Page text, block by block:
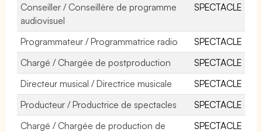
Conseiller / Conseillère de programme
audiovisuel
SPECTACLE
Programmateur / Programmatrice radio
SPECTACLE
Chargé / Chargée de postproduction
SPECTACLE
Directeur musical / Directrice musicale
SPECTACLE
Producteur / Productrice de spectacles
SPECTACLE
Chargé / Chargée de production de
SPECTACLE